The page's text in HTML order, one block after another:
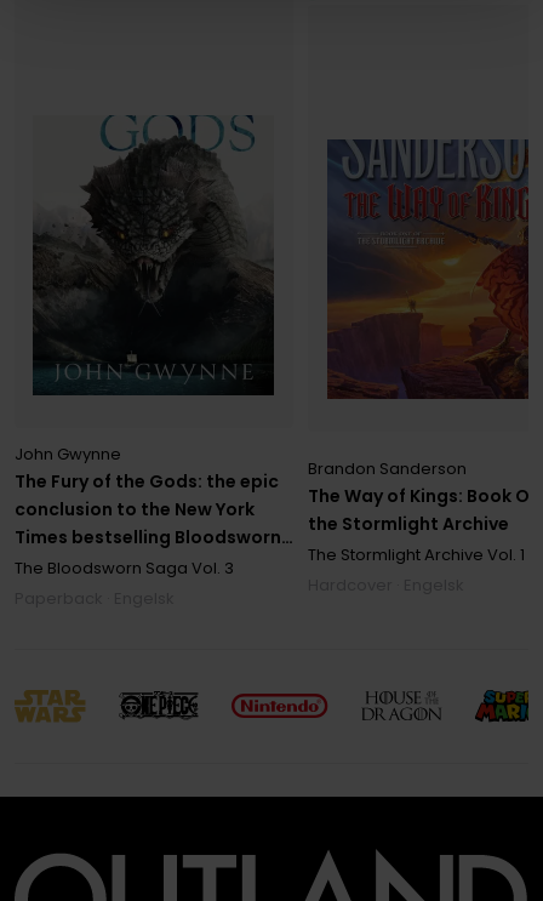
The Fury of the Gods: the epic
conclusion to the New York
Times bestselling Bloodsworn
saga
John Gwynne
The Bloodsworn Saga Vol. 3
The Way of Kings: Book
the Stormlight Archive
Brandon Sanderson
The Stormlight Archive Vol. 1